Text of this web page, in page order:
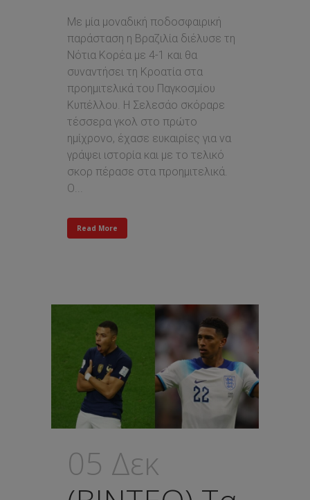
Με μία μοναδική ποδοσφαιρική
παράσταση η Βραζιλία διέλυσε τη
Νότια Κορέα με 4-1 και θα
συναντήσει τη Κροατία στα
προημιτελικά του Παγκοσμίου
Κυπέλλου. Η Σελεσάο σκόραρε
τέσσερα γκολ στο πρώτο
ημίχρονο, έχασε ευκαιρίες για να
γράψει ιστορία και με το τελικό
σκορ πέρασε στα προημιτελικά.
Ο...
Read More
05 Δεκ